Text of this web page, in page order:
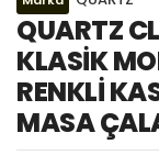
QUARTZ
KLASİK
RENKLİ
MASA